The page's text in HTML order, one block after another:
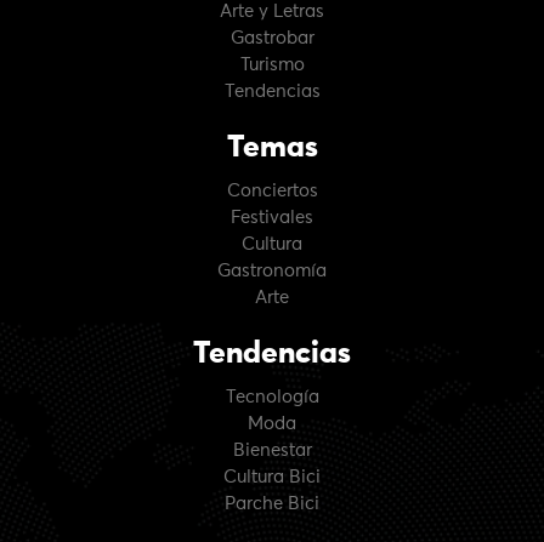
Arte y Letras
Gastrobar
Turismo
Tendencias
Temas
Conciertos
Festivales
Cultura
Gastronomía
Arte
Tendencias
Tecnología
Moda
Bienestar
Cultura Bici
Parche Bici